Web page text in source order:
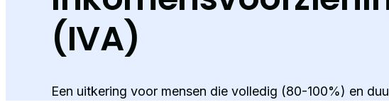
(IVA)
Een uitkering voor mensen die volledig (80-100%) en